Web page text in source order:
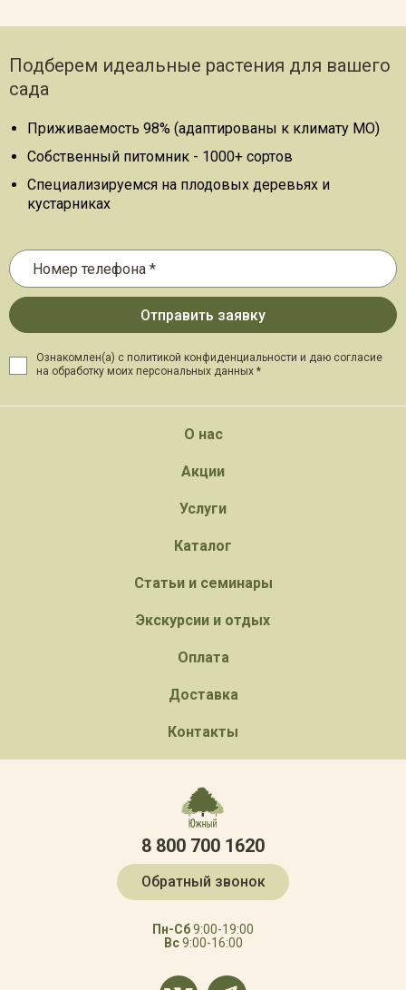
Подберем идеальные растения для вашего
сада
Приживаемость 98% (адаптированы к климату МО)
Собственный питомник - 1000+ сортов
Специализируемся на плодовых деревьях и
кустарниках
Ознакомлен(а) с политикой конфиденциальности и даю согласие
на обработку моих персональных данных *
О нас
Акции
Услуги
Каталог
Статьи и семинары
Экскурсии и отдых
Оплата
Доставка
Контакты
8 800 700 1620
Обратный звонок
Пн-Сб9:00-19:00
Вс9:00-16:00